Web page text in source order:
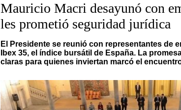
Mauricio Macri desayunó con
les prometió seguridad jurídica
El Presidente se reunió con representantes de
Ibex 35, el índice bursátil de España. La
claras para quienes inviertan marcó el